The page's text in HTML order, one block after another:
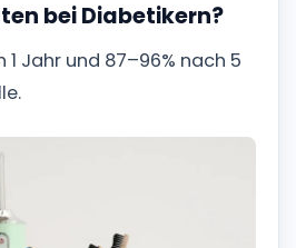
bei Diabetikern?
1 Jahr und 87–96% nach 5